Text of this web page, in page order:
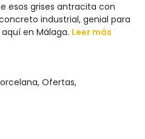
esos grises antracita con
industrial, genial para
en Málaga. Leer más
, Ofertas,